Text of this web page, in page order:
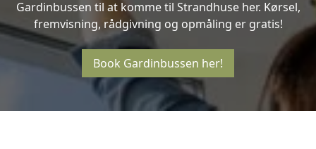
Gardinbussen til at komme til Strandhuse her. Kørsel,
fremvisning, rådgivning og opmåling er gratis!
Book Gardinbussen her!